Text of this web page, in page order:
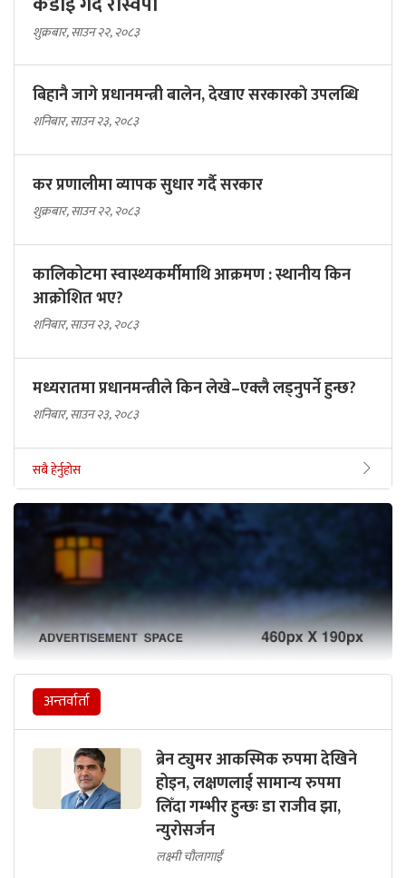
शुक्रबार, साउन २२, २०८३
बिहानै जागे प्रधानमन्त्री बालेन, देखाए सरकारकाे उपलब्धि
शनिबार, साउन २३, २०८३
कर प्रणालीमा व्यापक सुधार गर्दै सरकार
शुक्रबार, साउन २२, २०८३
कालिकोटमा स्वास्थ्यकर्मीमाथि आक्रमण : स्थानीय किन
आक्रोशित भए?
शनिबार, साउन २३, २०८३
मध्यरातमा प्रधानमन्त्रीले किन लेखे–एक्लै लड्नुपर्ने हुन्छ?
शनिबार, साउन २३, २०८३
सबै हेर्नुहोस
अन्तर्वार्ता
ब्रेन ट्युमर आकस्मिक रुपमा देखिने
होइन, लक्षणलाई सामान्य रुपमा
लिँदा गम्भीर हुन्छः डा राजीव झा,
न्युरोसर्जन
लक्ष्मी चौलागाईं